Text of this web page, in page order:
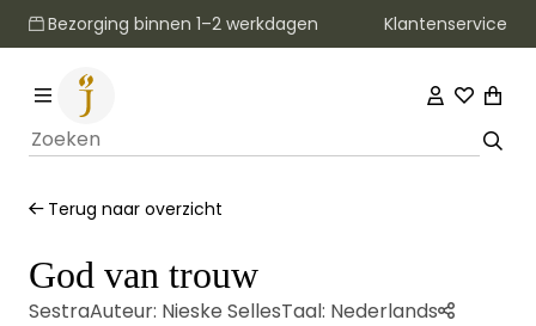
Bezorging binnen 1–2 werkdagen Klantenservice
Terug naar overzicht
God van trouw
SestraAuteur: Nieske SellesTaal: Nederlands